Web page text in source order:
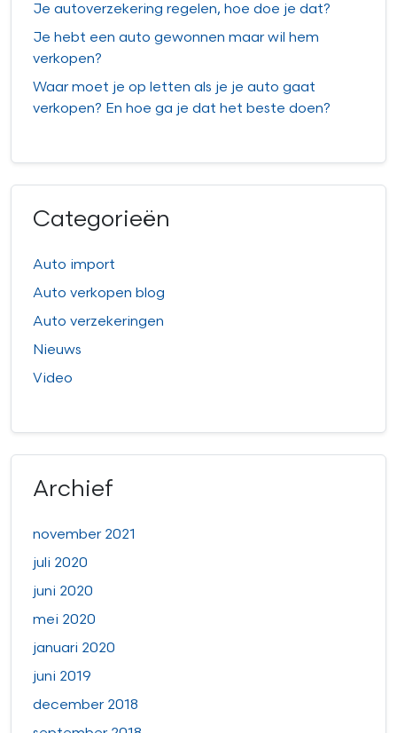
Je autoverzekering regelen, hoe doe je dat?
Je hebt een auto gewonnen maar wil hem
verkopen?
Waar moet je op letten als je je auto gaat
verkopen? En hoe ga je dat het beste doen?
Categorieën
Auto import
Auto verkopen blog
Auto verzekeringen
Nieuws
Video
Archief
november 2021
juli 2020
juni 2020
mei 2020
januari 2020
juni 2019
december 2018